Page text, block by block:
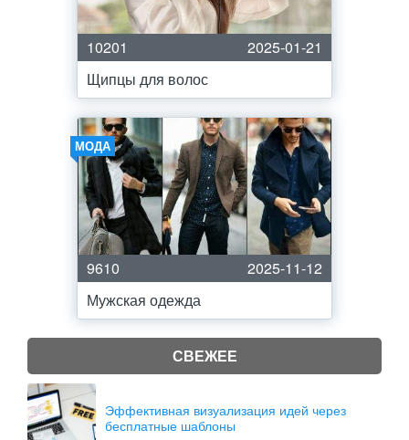
10201
2025-01-21
Щипцы для волос
МОДА
9610
2025-11-12
Мужская одежда
СВЕЖЕЕ
Эффективная визуализация идей через
бесплатные шаблоны